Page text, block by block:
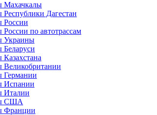
Махачкалы
Республики Дагестан
России
по автотрассам
Украины
Беларуси
Великобритании
Германии
Испании
Италии
США
Франции